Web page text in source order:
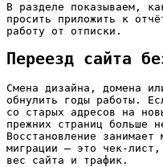
В разделе показываем,
просить приложить к
работу от отписки.
Переезд сайта
Смена дизайна, домена
обнулить годы работы.
со старых адресов на
прежних страниц больше
Восстановление занимает
миграции — это чек-лист,
вес сайта и трафик.